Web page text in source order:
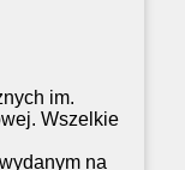
im.
Wszelkie
na